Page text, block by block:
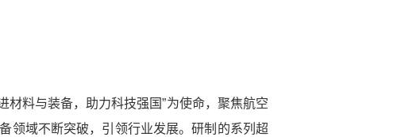
材料与装备，助力科技强国”为使命，聚焦航空
领域不断突破，引领行业发展。研制的系列超